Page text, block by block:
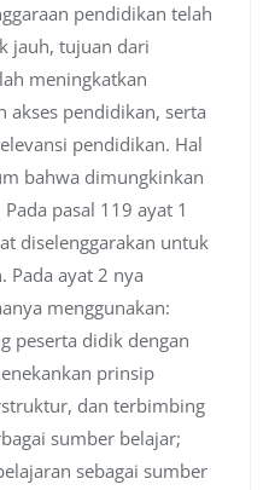
pendidikan telah
jauh, tujuan dari
meningkatkan
akses pendidikan, serta
pendidikan. Hal
bahwa dimungkinkan
pasal 119 ayat 1
diselenggarakan untuk
Pada ayat 2 nya
menggunakan:
peserta didik dengan
prinsip
dan terbimbing
sumber belajar;
sebagai sumber